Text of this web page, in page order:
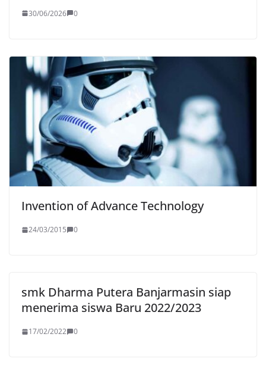
30/06/2026 0
Invention of Advance Technology
24/03/2015 0
smk Dharma Putera Banjarmasin siap
menerima siswa Baru 2022/2023
17/02/2022 0